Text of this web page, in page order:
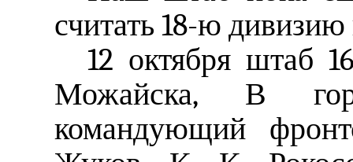
считать 18-ю
12 октября штаб
Можайска, В
командующий